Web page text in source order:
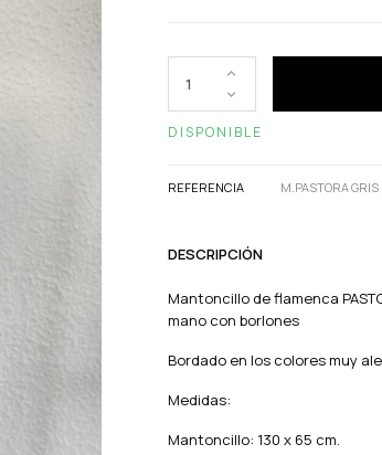
DISPONIBLE
REFERENCIA M.PASTORA GRIS
DESCRIPCIÓN
Mantoncillo de flamenca
mano con borlones
Bordado en los colores muy
Medidas:
Mantoncillo: 130 x 65 cm.